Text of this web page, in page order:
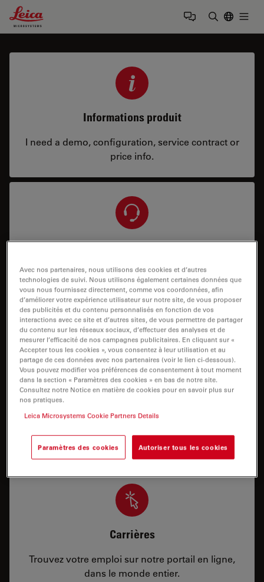
Leica Microsystems Logo
Informations produit
I need a demo, configuration, service contract or
price info.
Service et réparation
I need help keeping my system running: technical
service, repairs, spare parts, upgrades or software
licenses.
Support applicatif
J’ai besoin d’assistance/de formation pour utiliser
application spécifique avec mon système.
Carrières
Trouvez votre emploi sur notre portail en ligne,
dans le monde entier.
Avec nos partenaires, nous utilisons des cookies et d’autres
technologies de suivi. Nous utilisons également certaines données que
vous nous fournissez directement, comme vos coordonnées, afin
d’améliorer votre expérience utilisateur sur notre site, de vous proposer
des publicités et du contenu personnalisés en fonction de vos
interactions avec ce site et d’autres sites, de vous permettre de partager
du contenu sur les réseaux sociaux, d’effectuer des analyses et de
mesurer l’efficacité de nos campagnes publicitaires. En cliquant sur «
Accepter tous les cookies », vous consentez à leur utilisation et au
partage de ces données avec nos partenaires (voir le lien ci-dessous).
Vous pouvez modifier vos préférences de consentement à tout moment
dans la section « Paramètres des cookies » en bas de notre site.
Consultez notre Notice en matière de cookies pour en savoir plus sur
nos pratiques.
Leica Microsystems Cookie Partners Details
Paramètres des cookies Autoriser tous les cookies